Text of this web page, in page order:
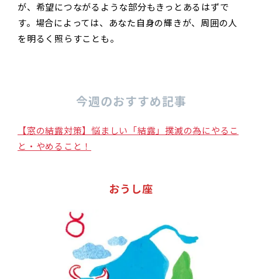
が、希望につながるような部分もきっとあるはずで
す。場合によっては、あなた自身の輝きが、周囲の人
を明るく照らすことも。
今週のおすすめ記事
【窓の結露対策】悩ましい「結露」撲滅の為にやるこ
と・やめること！
おうし座